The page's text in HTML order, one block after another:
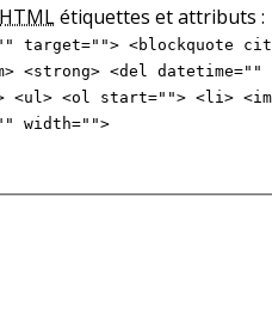
HTMLétiquettes et attributs :
<blockquote
<strong> <del
<ul> <ol start=""> <li>
width="">